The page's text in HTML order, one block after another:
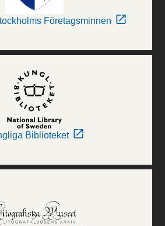
Företagsminnen
Biblioteket